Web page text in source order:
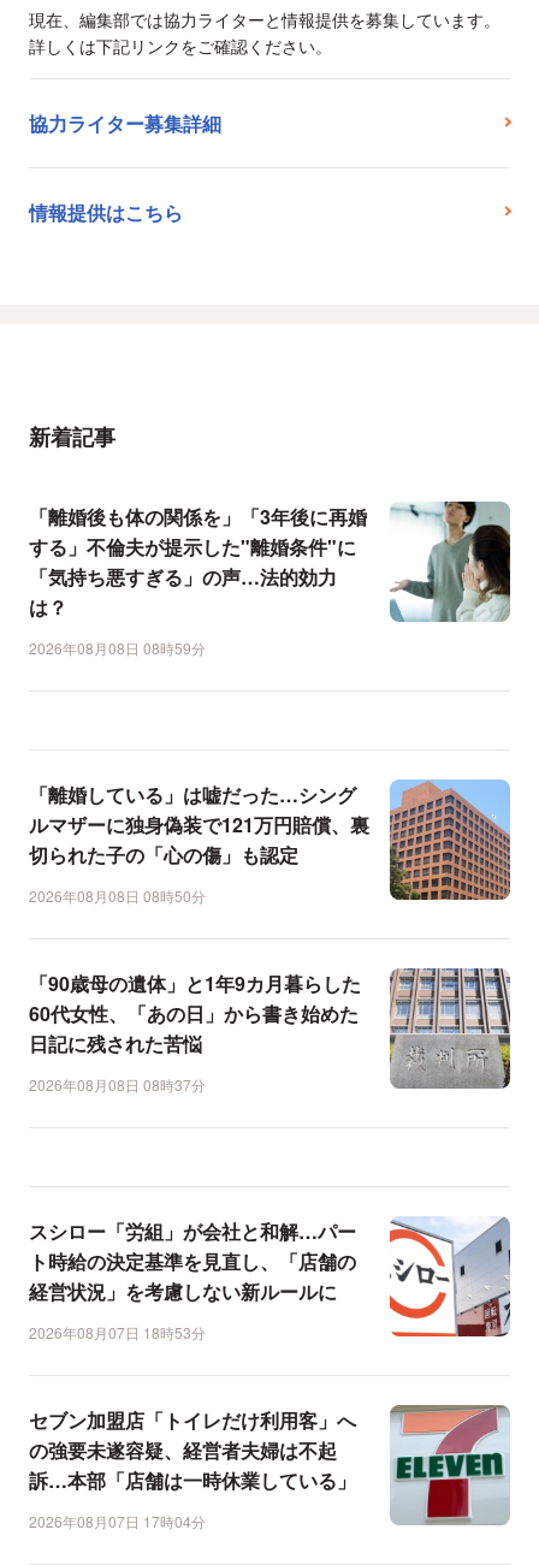
現在、編集部では協力ライターと情報提供を募集しています。
詳しくは下記リンクをご確認ください。
協力ライター募集詳細
情報提供はこちら
新着記事
「離婚後も体の関係を」「3年後に再婚
する」不倫夫が提示した"離婚条件"に
「気持ち悪すぎる」の声…法的効力
は？
2026年08月08日 08時59分
「離婚している」は嘘だった…シング
ルマザーに独身偽装で121万円賠償、裏
切られた子の「心の傷」も認定
2026年08月08日 08時50分
「90歳母の遺体」と1年9カ月暮らした
60代女性、「あの日」から書き始めた
日記に残された苦悩
2026年08月08日 08時37分
スシロー「労組」が会社と和解…パー
ト時給の決定基準を見直し、「店舗の
経営状況」を考慮しない新ルールに
2026年08月07日 18時53分
セブン加盟店「トイレだけ利用客」へ
の強要未遂容疑、経営者夫婦は不起
訴…本部「店舗は一時休業している」
2026年08月07日 17時04分